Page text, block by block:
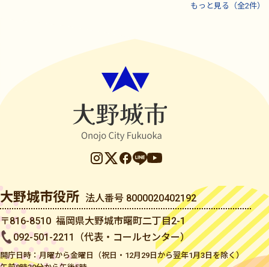
もっと見る（全2件）
大野城市役所 法人番号 8000020402192
〒816-8510 福岡県大野城市曙町二丁目2-1
092-501-2211（代表・コールセンター）
開庁日時：月曜から金曜日（祝日・12月29日から翌年1月3日を除く）